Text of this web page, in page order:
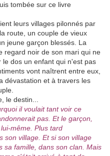
tombée sur ce livre
leurs villages pilonnés par
route, un couple de vieux
jeune garçon blessés. La
regard noir de son mari qui ne
dos un enfant qui n'est pas
vont naîtrent entre eux,
dévastation et à travers les
le destin...
il voulait tant voir ce
pas. Et le garçon,
même. Plus tard
son village. Et si son village
sa famille, dans son clan. Mais